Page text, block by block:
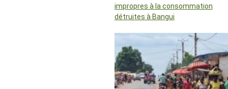
impropres à la consommation
détruites à Bangui